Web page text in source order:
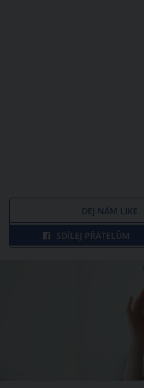
DEJ NÁM LIKE
SDÍLEJ PŘÁTELŮM